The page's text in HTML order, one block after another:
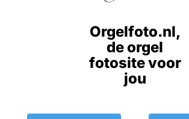
Orgelfoto.nl,
de orgel
fotosite voor
jou